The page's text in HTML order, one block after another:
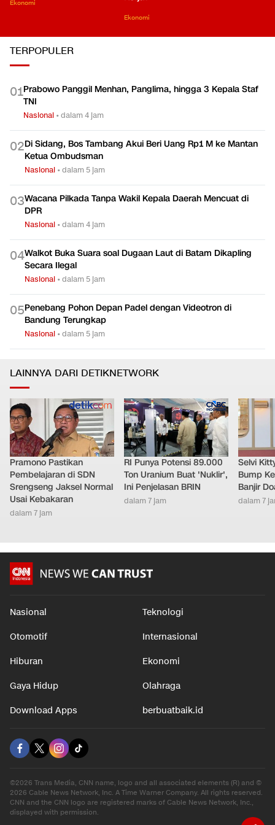
Ekonomi
Ekonomi
TERPOPULER
01Prabowo Panggil Menhan, Panglima, hingga 3 Kepala Staf
TNI
Nasional •dalam 4 jam
02Di Sidang, Bos Tambang Akui Beri Uang Rp1 M ke Mantan
Ketua Ombudsman
Nasional •dalam 5 jam
03Wacana Pilkada Tanpa Wakil Kepala Daerah Mencuat di
DPR
Nasional •dalam 4 jam
04Walkot Buka Suara soal Dugaan Laut di Batam Dikapling
Secara Ilegal
Nasional •dalam 5 jam
05Penebang Pohon Depan Padel dengan Videotron di
Bandung Terungkap
Nasional •dalam 5 jam
LAINNYA DARI DETIKNETWORK
Pramono Pastikan
Pembelajaran di SDN
Srengseng Jaksel Normal
Usai Kebakaran
dalam 7 jam
RI Punya Potensi 89.000
Ton Uranium Buat 'Nuklir',
Ini Penjelasan BRIN
dalam 7 jam
Selvi
Bump
Banjir
dalam 7
Nasional Teknologi
Otomotif Internasional
Hiburan Ekonomi
Gaya Hidup Olahraga
Download Apps berbuatbaik.id
©2026 Trans Media, CNN name, logo and all associated elements (R) and ©
2026 Cable News Network, Inc. A Time Warner Company. All rights reserved.
CNN and the CNN logo are registered marks of Cable News Network, Inc.,
displayed with permission.